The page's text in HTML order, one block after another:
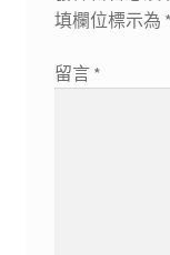
填欄位標示為 *
留言 *